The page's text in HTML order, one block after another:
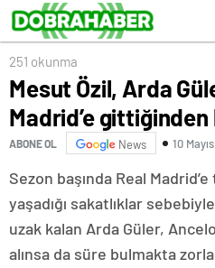
251 okunma
Mesut Özil, Arda
Madrid’e gittiğinden
ABONE OL News 10
Sezon başında Real
yaşadığı sakatlıklar
uzak kalan Arda Güler,
alınsa da süre bulmakta